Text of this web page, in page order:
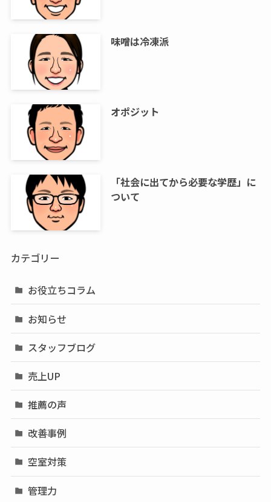
味噌は冷凍派
オポジット
「社会に出てから必要な学歴」に
ついて
カテゴリー
お役立ちコラム
お知らせ
スタッフブログ
売上UP
推薦の声
改善事例
空室対策
管理力